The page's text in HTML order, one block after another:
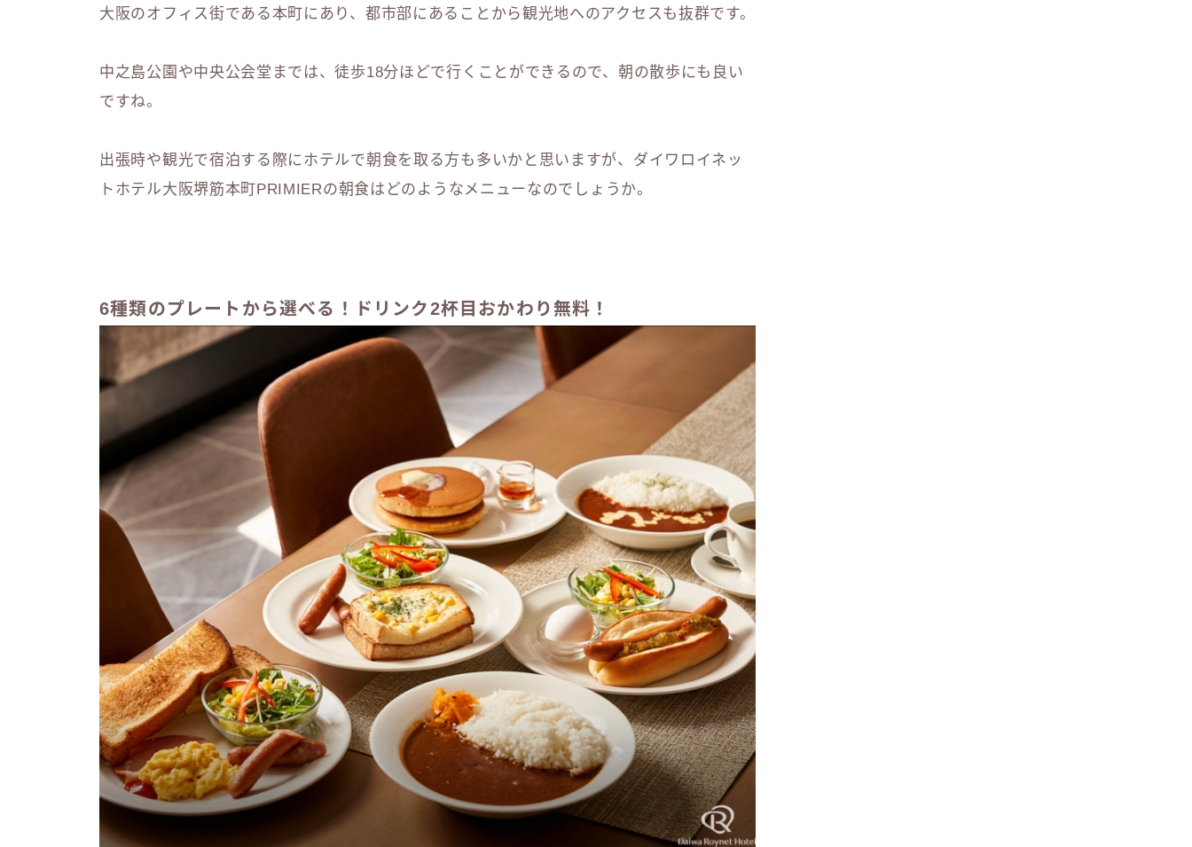
大阪のオフィス街である本町にあり、都市部にあることから観光地へのアクセスも抜群です。
中之島公園や中央公会堂までは、徒歩18分ほどで行くことができるので、朝の散歩にも良い
ですね。
出張時や観光で宿泊する際にホテルで朝食を取る方も多いかと思いますが、ダイワロイネッ
トホテル大阪堺筋本町PRIMIERの朝食はどのようなメニューなのでしょうか。
6種類のプレートから選べる！ドリンク2杯目おかわり無料！